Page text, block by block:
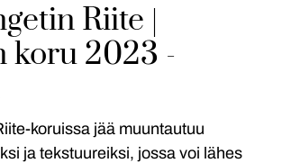
Riite |
koru 2023 -
koruissa jää muuntautuu
ja tekstuureiksi, jossa voi lähes